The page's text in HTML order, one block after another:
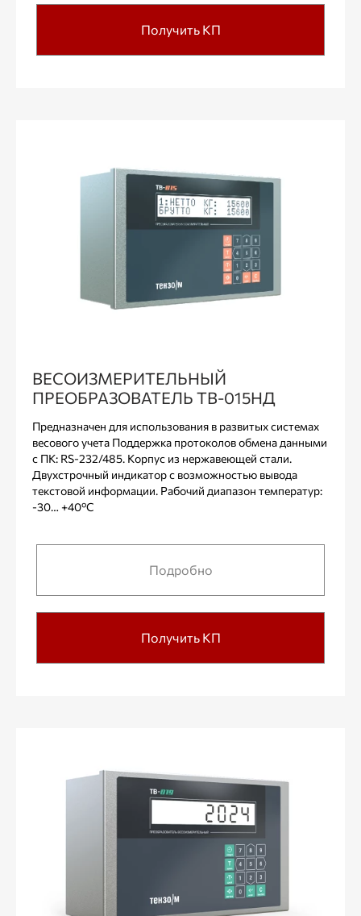
Получить КП
ВЕСОИЗМЕРИТЕЛЬНЫЙ
ПРЕОБРАЗОВАТЕЛЬ ТВ-015НД
Предназначен для использования в развитых системах
весового учета Поддержка протоколов обмена данными
с ПК: RS-232/485. Корпус из нержавеющей стали.
Двухстрочный индикатор с возможностью вывода
текстовой информации. Рабочий диапазон температур:
-30… +40ºС
Подробно
Получить КП